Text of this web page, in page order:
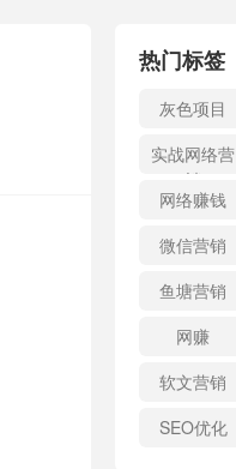
热门标签
灰色项目
实战网络营
销
网络赚钱
微信营销
鱼塘营销
网赚
软文营销
SEO优化